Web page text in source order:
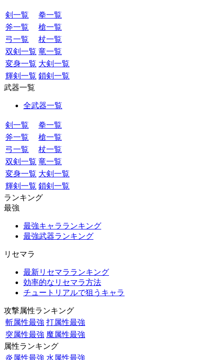
剣一覧
拳一覧
斧一覧
槍一覧
弓一覧
杖一覧
双剣一覧 竜一覧
変身一覧 大剣一覧
輝剣一覧 鎖剣一覧
武器一覧
全武器一覧
剣一覧
拳一覧
斧一覧
槍一覧
弓一覧
杖一覧
双剣一覧 竜一覧
変身一覧 大剣一覧
輝剣一覧 鎖剣一覧
ランキング
最強
最強キャラランキング
最強武器ランキング
リセマラ
最新リセマラランキング
効率的なリセマラ方法
チュートリアルで狙うキャラ
攻撃属性ランキング
斬属性最強 打属性最強
突属性最強 魔属性最強
属性ランキング
炎属性最強 水属性最強